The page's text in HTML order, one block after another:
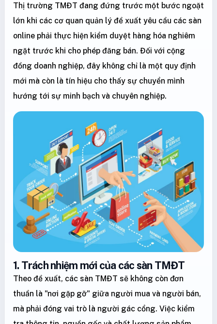
Thị trường TMĐT đang đứng trước một bước ngoặt
lớn khi các cơ quan quản lý đề xuất yêu cầu các sàn
online phải thực hiện kiểm duyệt hàng hóa nghiêm
ngặt trước khi cho phép đăng bán. Đối với cộng
đồng doanh nghiệp, đây không chỉ là một quy định
mới mà còn là tín hiệu cho thấy sự chuyển mình
hướng tới sự minh bạch và chuyên nghiệp.
1. Trách nhiệm mới của các sàn TMĐT
Theo đề xuất, các sàn TMĐT sẽ không còn đơn
thuần là "nơi gặp gỡ" giữa người mua và người bán,
mà phải đóng vai trò là người gác cổng. Việc kiểm